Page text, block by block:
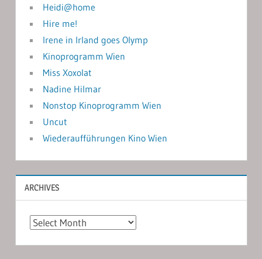
Heidi@home
Hire me!
Irene in Irland goes Olymp
Kinoprogramm Wien
Miss Xoxolat
Nadine Hilmar
Nonstop Kinoprogramm Wien
Uncut
Wiederaufführungen Kino Wien
ARCHIVES
Archives